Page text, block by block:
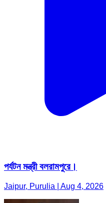
পর্যটন মন্ত্রী বলরামপুরে।
Jaipur, Purulia | Aug 4, 2026